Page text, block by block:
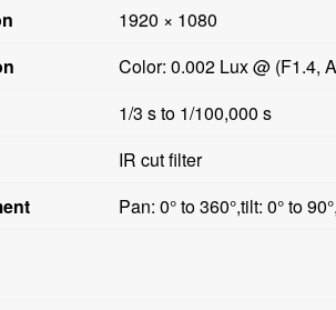
1920 × 1080
Color: 0.002 Lux @ (F1.4,
1/3 s to 1/100,000 s
IR cut filter
Pan: 0° to 360°,tilt: 0° to